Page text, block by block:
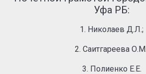
Уфа РБ:
1. Николаев Д.Л.;
2. Саитгареева
3. Полиенко Е.Е.